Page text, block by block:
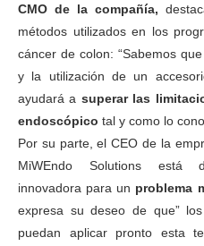
CMO de la compañía,
métodos utilizados en los
cáncer de colon: “Sabemos
y la utilización de un
ayudará a superar las
endoscópico tal y como lo
Por su parte, el CEO de la
MiWEndo Solutions está
innovadora para un problema
expresa su deseo de que”
puedan aplicar pronto esta